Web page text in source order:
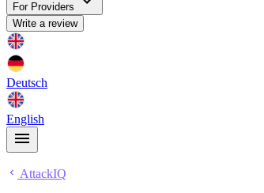
For Providers
Write a review
Deutsch
English
AttackIQ